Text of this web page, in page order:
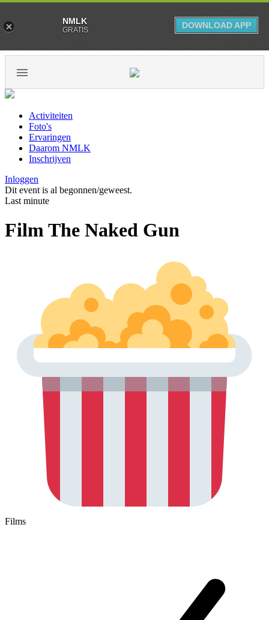
Activiteiten
Foto's
Ervaringen
Daarom NMLK
Inschrijven
Inloggen
Dit event is al begonnen/geweest.
Last minute
Film The Naked Gun
Films
NMLK
GRATIS DOWNLOAD APP